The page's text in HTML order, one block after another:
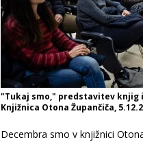
"Tukaj smo," predstavitev knjig
Knjižnica Otona Župančiča,
Decembra smo v knjižnici